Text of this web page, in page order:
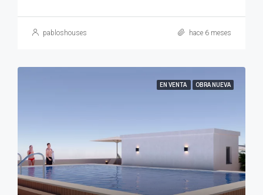
pabloshouses hace 6 meses
EN VENTA OBRA NUEVA